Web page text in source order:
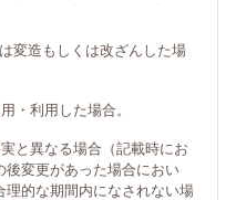
変造もしくは改ざんした場
・利用した場合。
と異なる場合（記載時にお
後変更があった場合におい
的な期間内になされない場